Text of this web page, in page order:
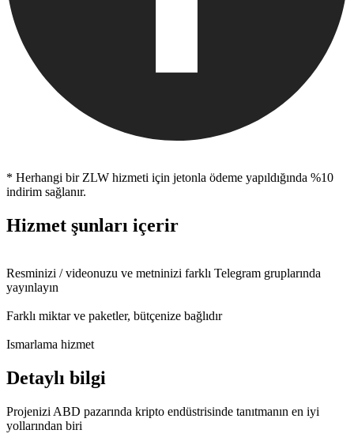
* Herhangi bir ZLW hizmeti için jetonla ödeme yapıldığında %10
indirim sağlanır.
Hizmet şunları içerir
Resminizi / videonuzu ve metninizi farklı Telegram gruplarında
yayınlayın
Farklı miktar ve paketler, bütçenize bağlıdır
Ismarlama hizmet
Detaylı bilgi
Projenizi ABD pazarında kripto endüstrisinde tanıtmanın en iyi
yollarından biri